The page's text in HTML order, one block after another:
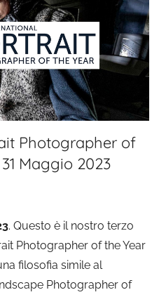
Photographer of
Maggio 2023
. Questo è il nostro terzo
Photographer of the Year
filosofia simile al
Photographer of